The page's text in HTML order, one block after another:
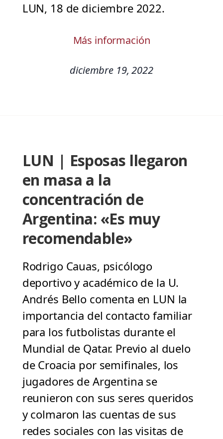
LUN, 18 de diciembre 2022.
Más información
diciembre 19, 2022
LUN | Esposas llegaron
en masa a la
concentración de
Argentina: «Es muy
recomendable»
Rodrigo Cauas, psicólogo
deportivo y académico de la U.
Andrés Bello comenta en LUN la
importancia del contacto familiar
para los futbolistas durante el
Mundial de Qatar. Previo al duelo
de Croacia por semifinales, los
jugadores de Argentina se
reunieron con sus seres queridos
y colmaron las cuentas de sus
redes sociales con las visitas de